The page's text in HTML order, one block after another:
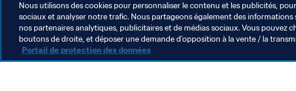
Nous utilisons des cookies pour personnaliser le contenu et les publicités,
sociaux et analyser notre trafic. Nous partageons également des
nos partenaires analytiques, publicitaires et de médias sociaux. Vous pouvez
boutons de droite, et déposer une demande d’opposition à la vente / la
Portail de protection des données